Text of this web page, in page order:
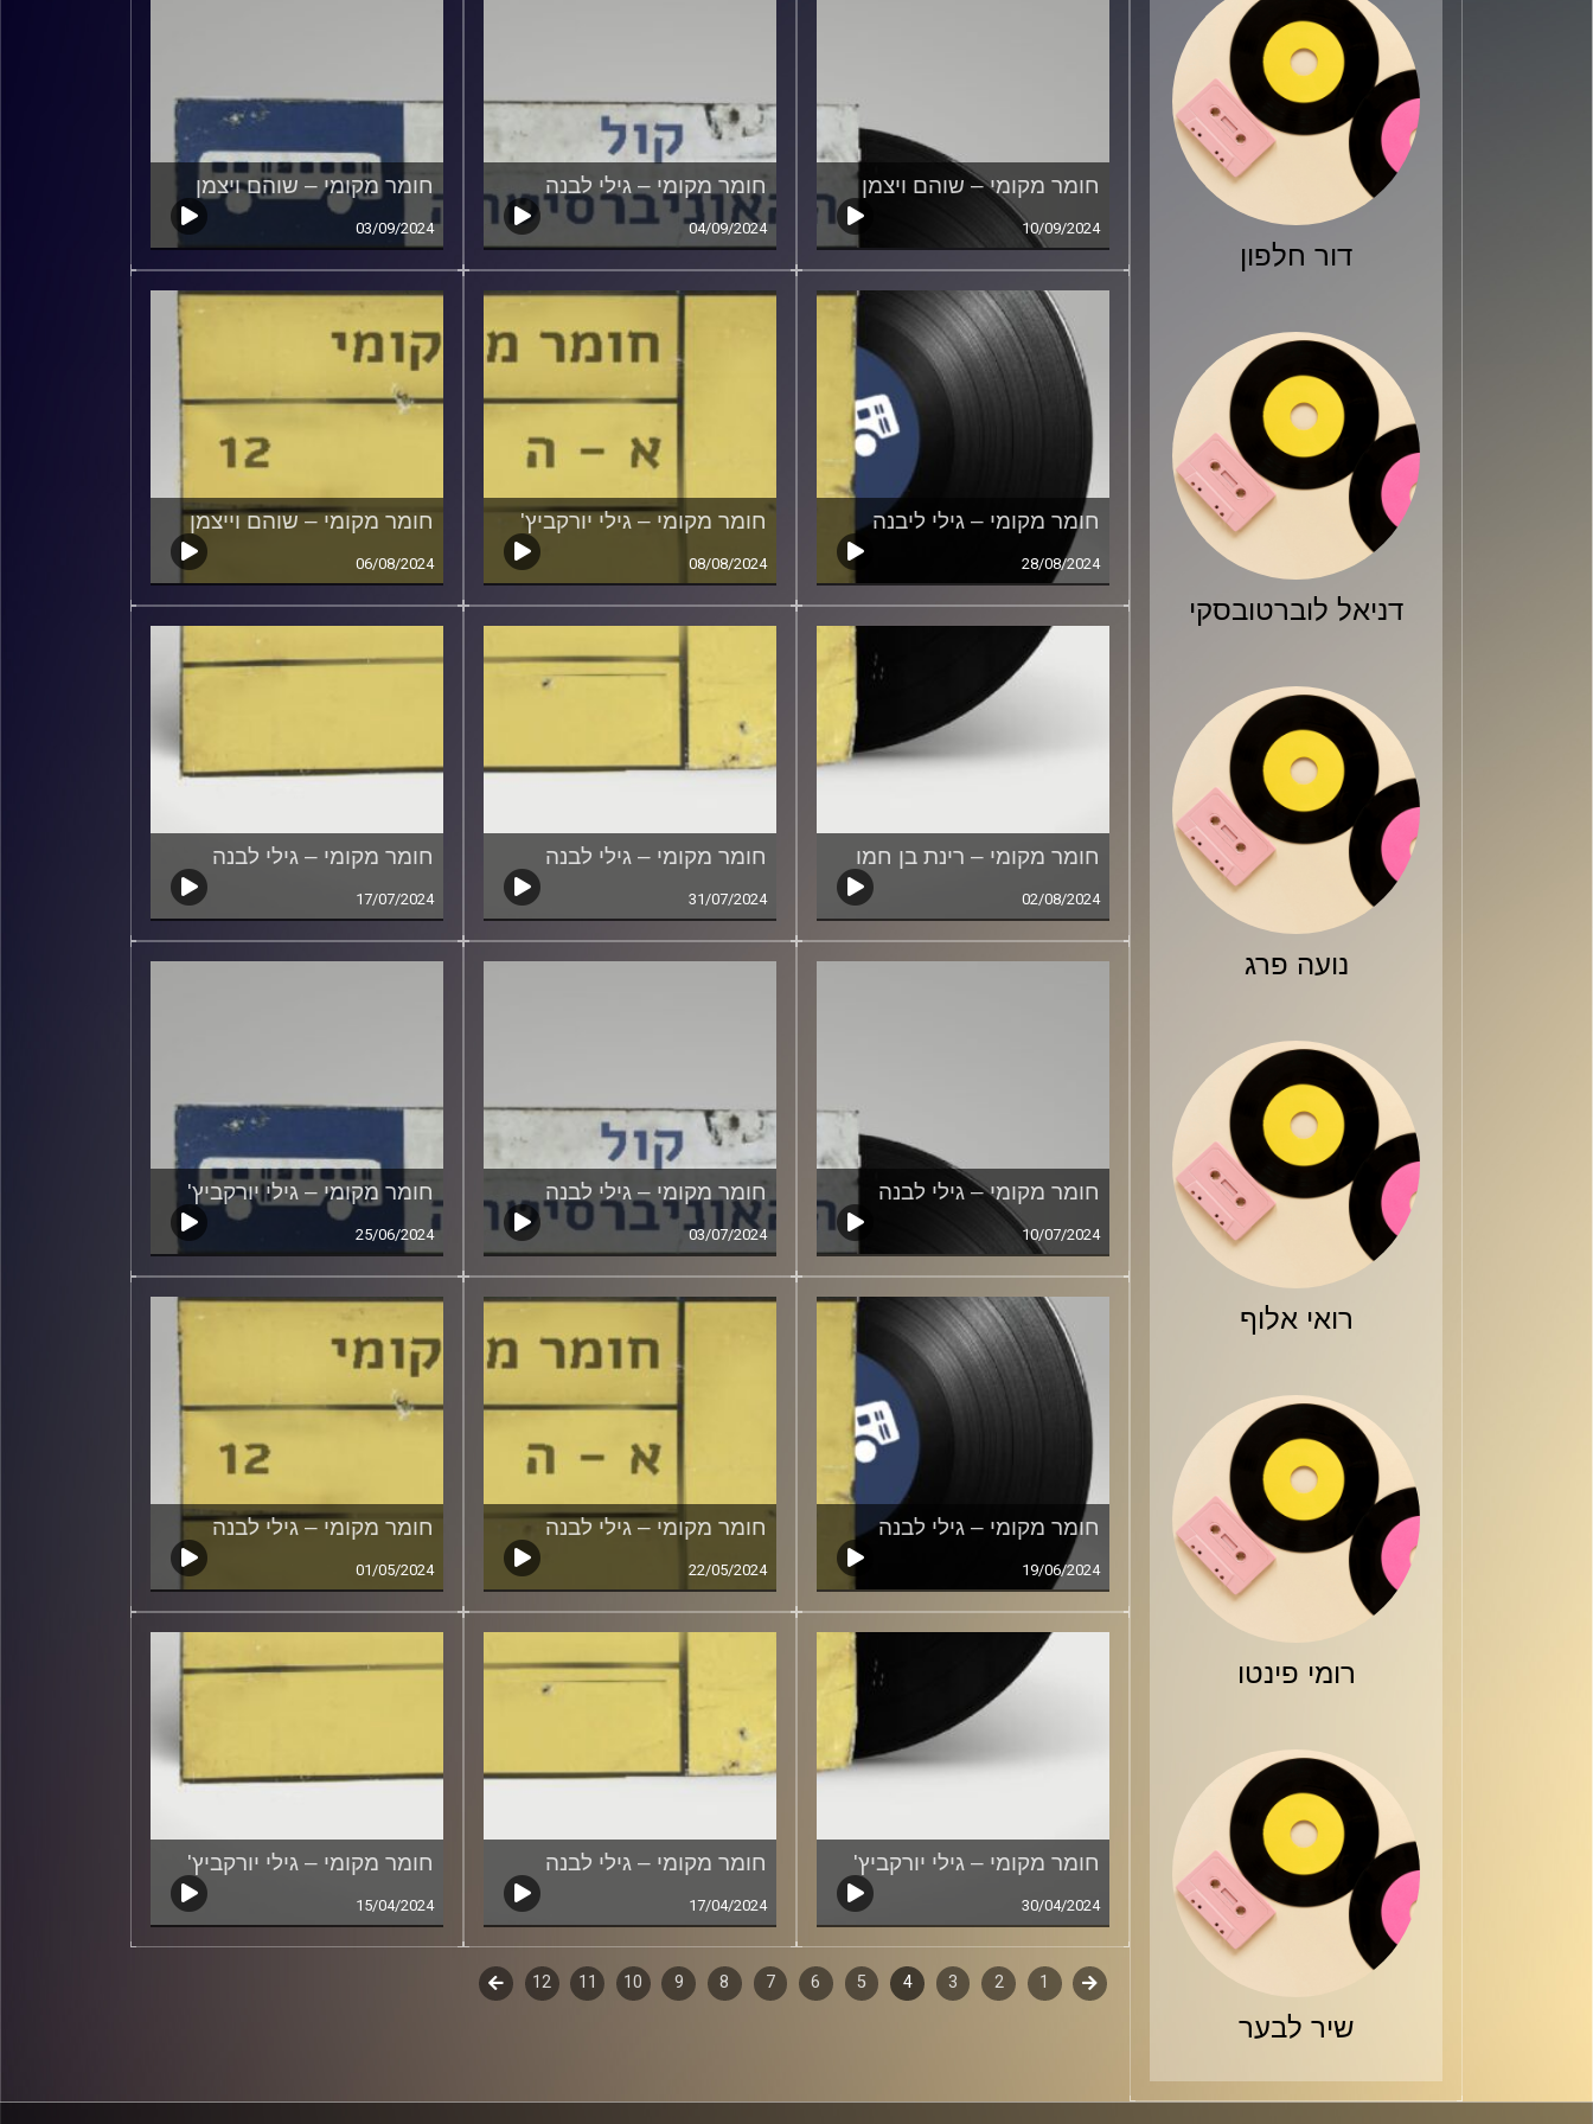
דור חלפון
דניאל לוברטובסקי
נועה פרג
רואי אלוף
רומי פינטו
שיר לבער
חומר מקומי – שוהם ויצמן
10/09/2024
חומר מקומי – גילי לבנה
04/09/2024
חומר מקומי – שוהם ויצמן
03/09/2024
חומר מקומי – גילי ליבנה
28/08/2024
חומר מקומי – גילי יורקביץ'
08/08/2024
חומר מקומי – שוהם וייצמן
06/08/2024
חומר מקומי – רינת בן חמו
02/08/2024
חומר מקומי – גילי לבנה
31/07/2024
חומר מקומי – גילי לבנה
17/07/2024
חומר מקומי – גילי לבנה
10/07/2024
חומר מקומי – גילי לבנה
03/07/2024
חומר מקומי – גילי יורקביץ'
25/06/2024
חומר מקומי – גילי לבנה
19/06/2024
חומר מקומי – גילי לבנה
22/05/2024
חומר מקומי – גילי לבנה
01/05/2024
חומר מקומי – גילי יורקביץ'
30/04/2024
חומר מקומי – גילי לבנה
17/04/2024
חומר מקומי – גילי יורקביץ'
15/04/2024
סגירה
דפדוף
קודם 1
2
3
4
5
6
7
8
9
10
11
12
לשלב